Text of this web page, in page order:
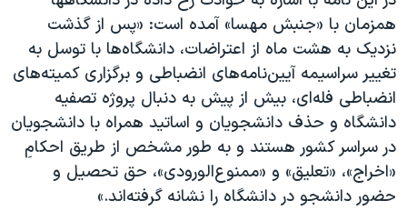
اعتراضات مردمی آبان ۹۸
اسرائیل در جنگ
نرگس محمدی برنده جایزه نوبل صلح
همایش محافظه‌کاران آمریکا «سی‌پک»
صفحه‌های ویژه
سفر پرزیدنت ترامپ به چین
همزمان با «جنبش مهسا» آمده است: «پس از گذشت
نزدیک به هشت ماه از اعتراضات، دانشگاه‌ها با توسل به
تغییر سراسیمه‌ آیین‌نامه‌‌های انضباطی و برگزاری کمیته‌های
انضباطی فله‌ای، بیش از پیش به دنبال پروژه‌ تصفیه‌
دانشگاه و حذف دانشجویان و اساتید همراه با دانشجویان
در سراسر کشور هستند و به طور مشخص از طریق احکامِ
«اخراج»، «تعلیق» و «ممنوع‌الورودی»، حق تحصیل و
حضور دانشجو در دانشگاه را نشانه گرفته‌اند.»